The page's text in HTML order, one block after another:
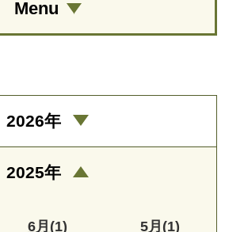
Menu
2026年
2025年
6月(1) 5月(1)